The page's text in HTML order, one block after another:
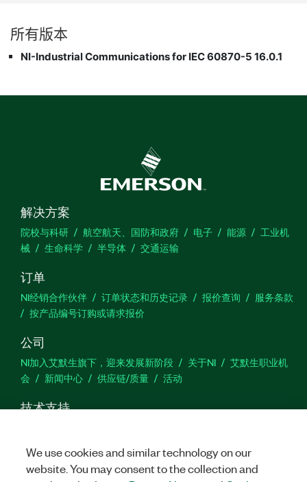
所有版本
NI-Industrial Communications for IEC 60870-5 16.0.1
解决方案
院校与科研 航空航天、国防和政府 电子 能源
工业机
械
生命科学 半导体 交通运输
订单
NI经销合作伙伴 订单状态和历史记录 报价查询
服务条款
按产品编号订购或请求报价
公司
NI加入艾默生旗下，迎来发展新阶段 关于NI
艾默生职业机
会
新闻中心 供应链/质量 活动
技术支持
We use cookies and similar technology on our
website. You may consent to the collection and